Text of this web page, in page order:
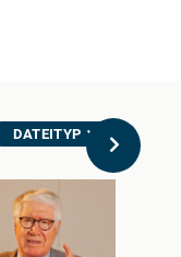
DATEITYP